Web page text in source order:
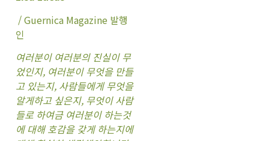
/ Guernica Magazine 발행
인
여러분이 여러분의 진실이 무
었인지, 여러분이 무엇을 만들
고 있는지, 사람들에게 무엇을
알게하고 싶은지, 무엇이 사람
들로 하여금 여러분이 하는것
에 대해 호감을 갖게 하는지에